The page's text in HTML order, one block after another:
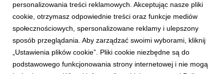
REALIZACJE
Francuski Montpellier nie był pierwszy. Dzieła
sztuki są obowiązkowym elementem u
polskiego dewelopera
3 grudnia 2025
Już od przyszłego roku w każdym budynku mieszkalnym oraz
personalizowania treści reklamowych. Akceptując nasze pliki
cookie, otrzymasz odpowiednie treści oraz funkcje mediów
społecznościowych, spersonalizowane reklamy i ulepszony
sposób przeglądania. Aby zarządzać swoimi wyborami, kliknij
„Ustawienia plików cookie”. Pliki cookie niezbędne są do
podstawowego funkcjonowania strony internetowej i nie mogą